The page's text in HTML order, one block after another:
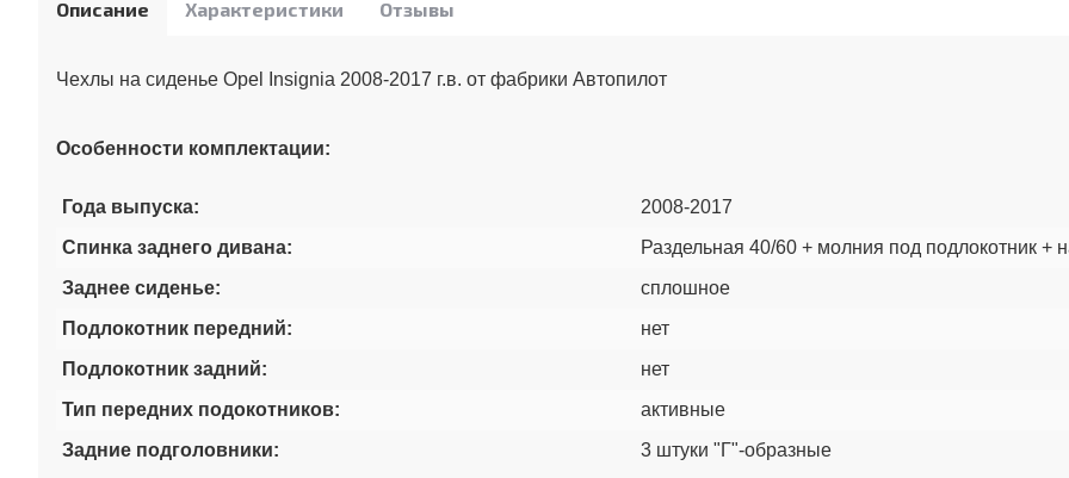
Описание Характеристики Отзывы
Чехлы на сиденье Opel Insignia 2008-2017 г.в. от фабрики Автопилот
Особенности комплектации:
Года выпуска:
2008-2017
Спинка заднего дивана:
Раздельная 40/60 + молния под подлокотник +
Заднее сиденье:
сплошное
Подлокотник передний:
нет
Подлокотник задний:
нет
Тип передних подокотников:
активные
Задние подголовники:
3 штуки "Г"-образные